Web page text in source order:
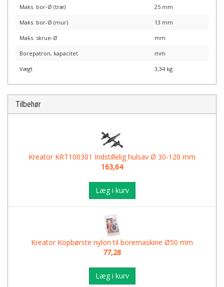
Maks. bor-Ø (træ) 25 mm
Maks. bor-Ø (mur) 13 mm
Maks. skrue-Ø mm
Borepatron, kapacitet mm
Vægt 3,34 kg
Tilbehør
Kreator KRT100301 Indstillelig hulsav Ø 30-120 mm
163,64
Læg i kurv
Kreator Kopbørste nylon til boremaskine Ø50 mm
77,28
Læg i kurv